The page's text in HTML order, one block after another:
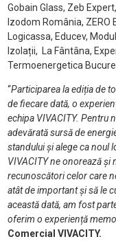
Gobain Glass, Zeb
Izodom România, ZERO
Logicassa, Educev,
Izolații, La Fântâna,
Termoenergetica
“Participarea la ediția de
de fiecare dată, o
echipa VIVACITY. Pentru
adevărată sursă de
standului și alege ca noul
VIVACITY ne onorează și
recunoscători celor care
atât de important și să le
această dată, am fost
oferim o experiență
Comercial VIVACITY.